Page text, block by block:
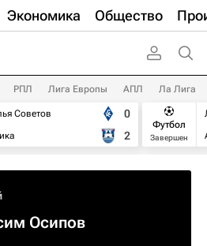
Экономика Общество
РПЛ Лига Европы АПЛ Ла Лига
Советов
0
2
Футбол
Завершен
Осипов